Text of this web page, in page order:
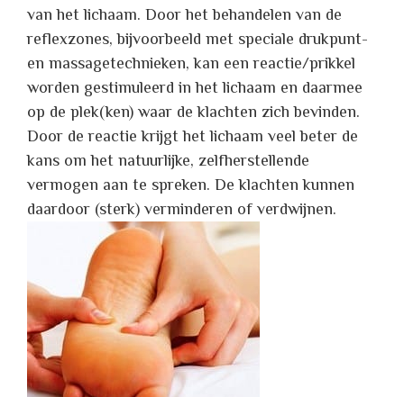
van het lichaam. Door het behandelen van de
reflexzones, bijvoorbeeld met speciale drukpunt-
en massagetechnieken, kan een reactie/prikkel
worden gestimuleerd in het lichaam en daarmee
op de plek(ken) waar de klachten zich bevinden.
Door de reactie krijgt het lichaam veel beter de
kans om het natuurlijke, zelfherstellende
vermogen aan te spreken. De klachten kunnen
daardoor (sterk) verminderen of verdwijnen.